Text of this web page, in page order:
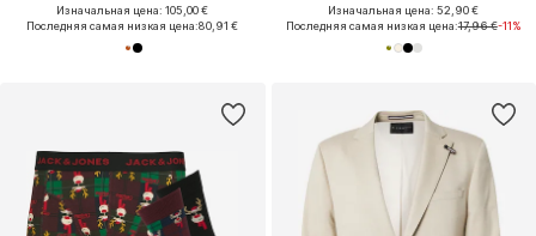
Изначальная цена: 105,00 €
Последняя самая низкая цена:80,91 €
Изначальная цена: 52,90 €
Последняя самая низкая цена:17,96 €-11%